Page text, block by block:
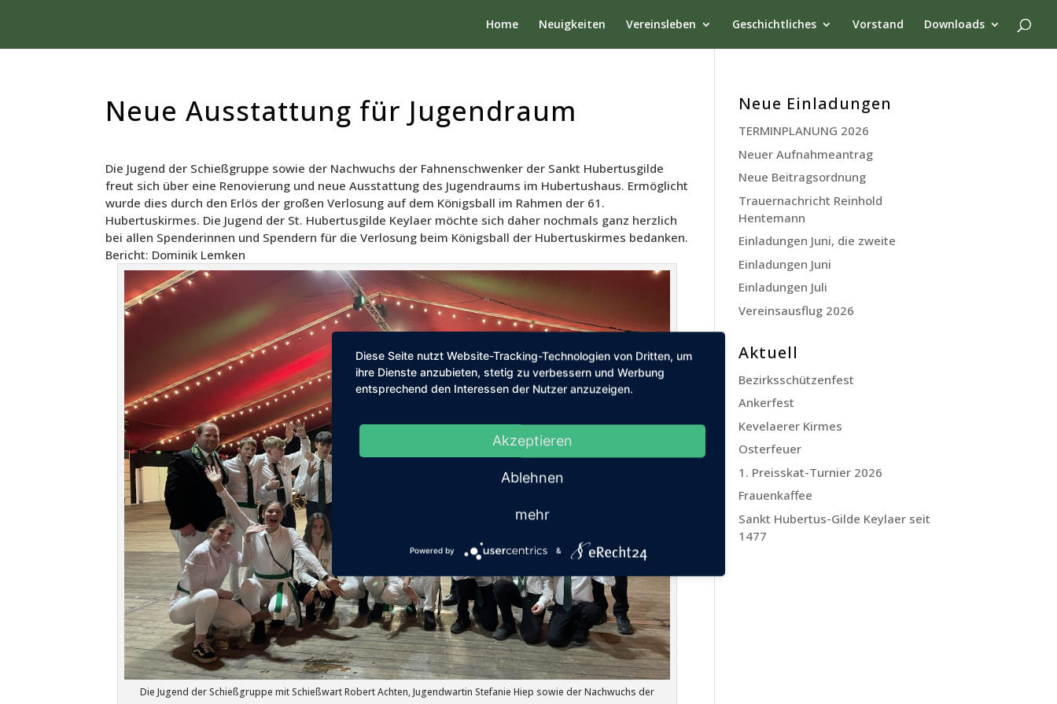
Home Neuigkeiten Vereinsleben Geschichtliches Vorstand Downloads
Neue Ausstattung für Jugendraum
Die Jugend der Schießgruppe sowie der Nachwuchs der Fahnenschwenker der Sankt Hubertusgilde
freut sich über eine Renovierung und neue Ausstattung des Jugendraums im Hubertushaus. Ermöglicht
wurde dies durch den Erlös der großen Verlosung auf dem Königsball im Rahmen der 61.
Hubertuskirmes. Die Jugend der St. Hubertusgilde Keylaer möchte sich daher nochmals ganz herzlich
bei allen Spenderinnen und Spendern für die Verlosung beim Königsball der Hubertuskirmes bedanken.
Bericht: Dominik Lemken
Die Jugend der Schießgruppe mit Schießwart Robert Achten, Jugendwartin Stefanie Hiep sowie der Nachwuchs der
Neue Einladungen
TERMINPLANUNG 2026
Neuer Aufnahmeantrag
Neue Beitragsordnung
Trauernachricht Reinhold
Hentemann
Einladungen Juni, die zweite
Einladungen Juni
Einladungen Juli
Vereinsausflug 2026
Aktuell
Bezirksschützenfest
Ankerfest
Kevelaerer Kirmes
Osterfeuer
1. Preisskat-Turnier 2026
Frauenkaffee
Sankt Hubertus-Gilde Keylaer seit
1477
Diese Seite nutzt Website-Tracking-Technologien von Dritten, um
ihre Dienste anzubieten, stetig zu verbessern und Werbung
entsprechend den Interessen der Nutzer anzuzeigen.
Akzeptieren
Ablehnen
mehr
Powered by &